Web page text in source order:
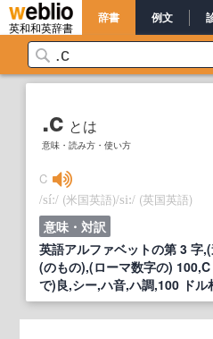
英和和英辞書
辞書 例文
.c とは
意味・読み方・使い方
C
/síː/ (米国英語)/si:/ (英国英語)
意味・対訳
英語アルファベットの第 3 字
(のもの),(ローマ数字の)
で)良,シー,ハ音,ハ調,100 ドル